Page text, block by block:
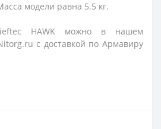
модели равна 5.5 кг.
HAWK можно в нашем
с доставкой по Армавиру